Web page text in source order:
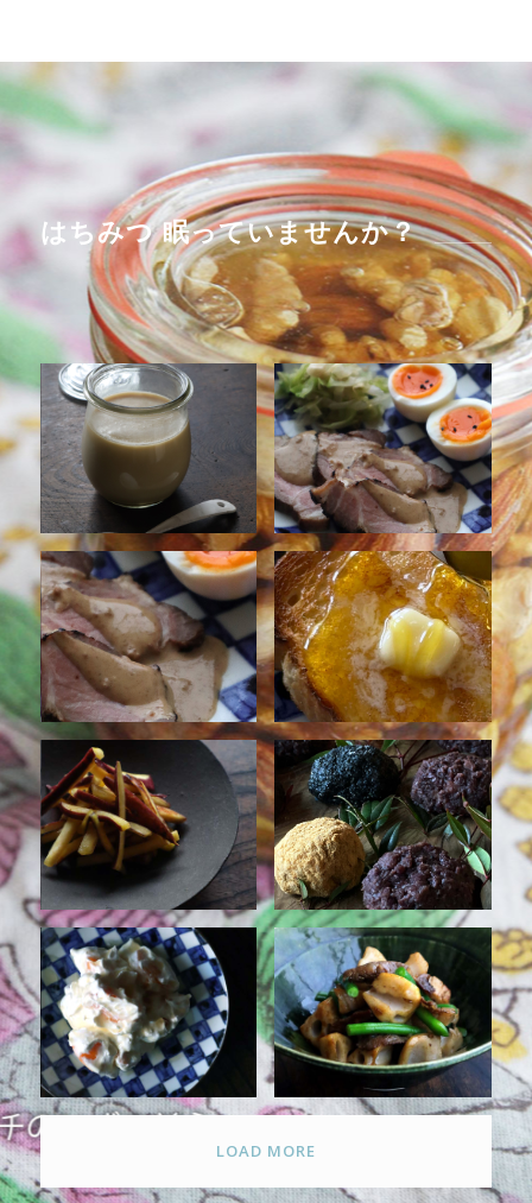
はちみつ 眠っていませんか？
LOAD MORE